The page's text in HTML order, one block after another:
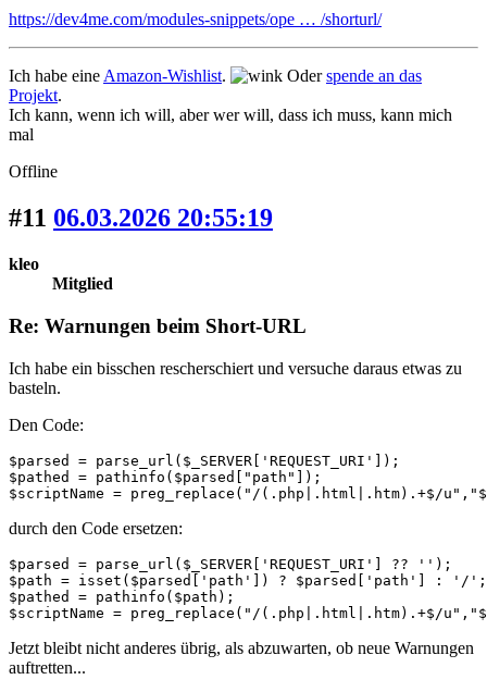
https://dev4me.com/modules-snippets/ope … /shorturl/
Ich habe eine Amazon-Wishlist. Oderspende an das
Projekt.
Ich kann, wenn ich will, aber wer will, dass ich muss, kann mich
mal
Offline
#11 06.03.2026 20:55:19
kleo
Mitglied
Re: Warnungen beim Short-URL
Ich habe ein bisschen rescherschiert und versuche daraus etwas zu
basteln.
Den Code:
$parsed = parse_url($_SERVER['REQUEST_URI']);
$pathed = pathinfo($parsed["path"]);
$scriptName = preg_replace("/(.php|.html|.htm).+$/
durch den Code ersetzen:
$parsed = parse_url($_SERVER['REQUEST_URI'] ?? '');
$path = isset($parsed['path']) ? $parsed['path'] : '/';
$pathed = pathinfo($path);
$scriptName = preg_replace("/(.php|.html|.htm).+$/
Jetzt bleibt nicht anderes übrig, als abzuwarten, ob neue Warnungen
auftretten...